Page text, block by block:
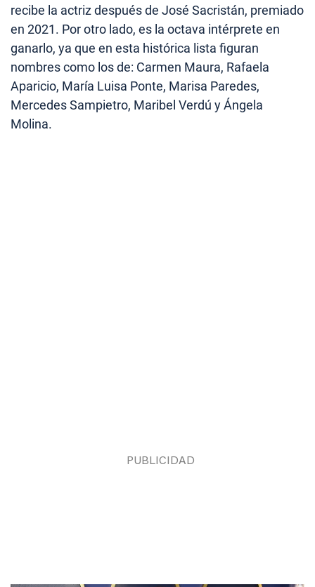
recibe la actriz después de José Sacristán, premiado
en 2021. Por otro lado, es la octava intérprete en
ganarlo, ya que en esta histórica lista figuran
nombres como los de: Carmen Maura, Rafaela
Aparicio, María Luisa Ponte, Marisa Paredes,
Mercedes Sampietro, Maribel Verdú y Ángela
Molina.